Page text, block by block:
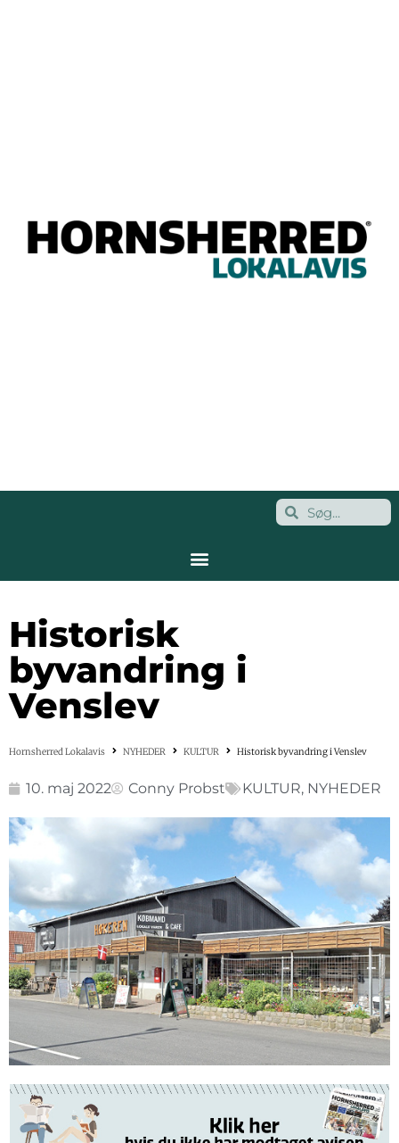
Historisk
byvandring i
Venslev
Hornsherred Lokalavis NYHEDER KULTUR Historisk byvandring i Venslev
10. maj 2022 Conny Probst KULTUR, NYHEDER